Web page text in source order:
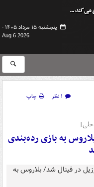
پنجشنبه ۱۵ مرداد ۱۴۰۵ -
Aug 6 2026
۱ نظر
چاپ
به بازی رده‌بندی